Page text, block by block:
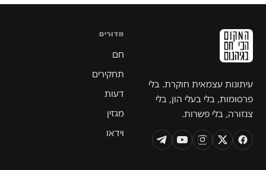
עיתונות עצמאית חוקרת. בלי
פרסומות, בלי בעלי הון, בלי
צנזורה, בלי פשרות.
מדורים
חם
תחקירים
דעות
מגזין
וידאו